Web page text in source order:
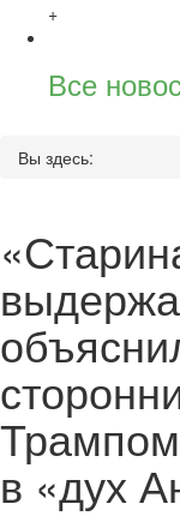
+
Все
Вы здесь:
в «дух